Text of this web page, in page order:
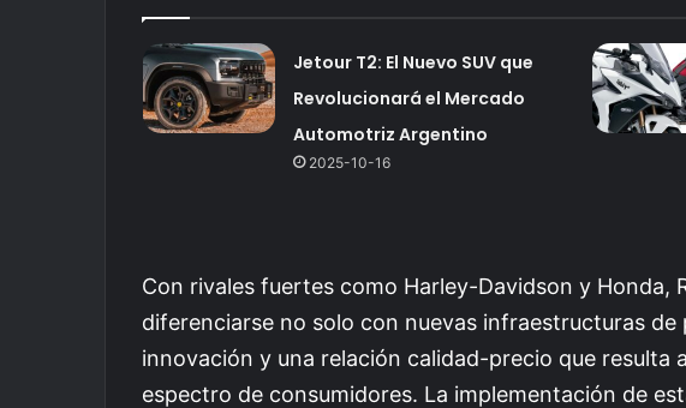
Jetour T2: El Nuevo SUV que
Revolucionará el Mercado
Automotriz Argentino
2025-10-16
Con rivales fuertes como Harley-Davidson y Honda,
diferenciarse no solo con nuevas infraestructuras
innovación y una relación calidad-precio que resulta
espectro de consumidores. La implementación de